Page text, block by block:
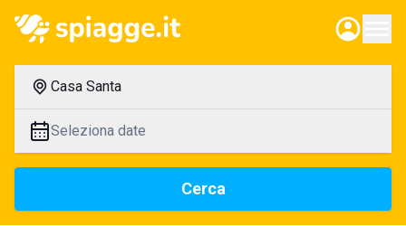
Casa Santa
Seleziona date
Cerca